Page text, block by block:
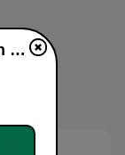
Radio 90 FM Valencia en vivo